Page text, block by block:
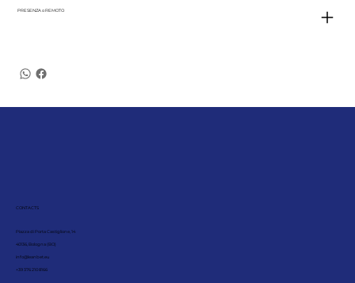
PRESENZA o REMOTO
CONTACTS
Piazza di Porta Castiglione, 14
40136, Bologna (BO)
info@leanbet.eu
+39 376 210 8166